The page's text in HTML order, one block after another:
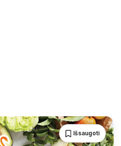
Išsaugoti